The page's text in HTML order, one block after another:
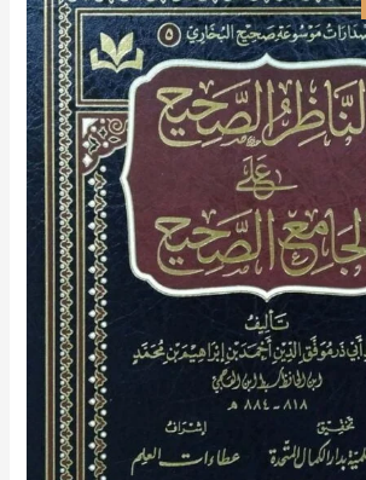
الجامع
الصحيح
\
4
مجلدات